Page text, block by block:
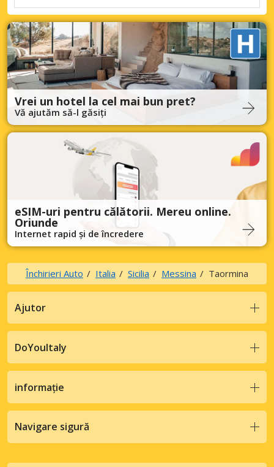
Vrei un hotel la cel mai bun pret?
Vă ajutăm să-l găsiți
eSIM-uri pentru călătorii. Mereu online.
Oriunde
Internet rapid și de încredere
Închirieri Auto Italia Sicilia Messina Taormina
Ajutor
DoYouItaly
informație
Navigare sigură